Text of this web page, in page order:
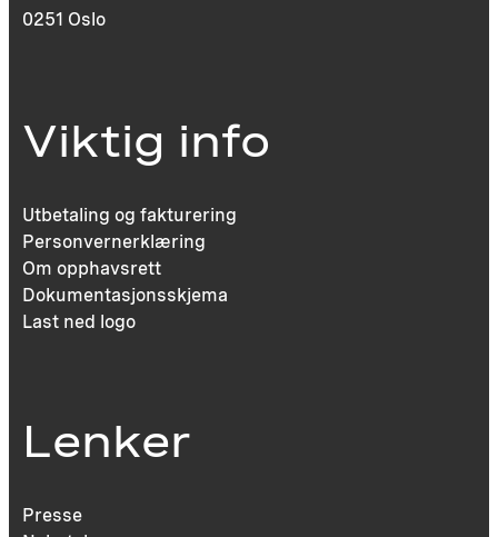
0251 Oslo
Viktig info
Utbetaling og fakturering
Personvernerklæring
Om opphavsrett
Dokumentasjonsskjema
Last ned logo
Lenker
Presse